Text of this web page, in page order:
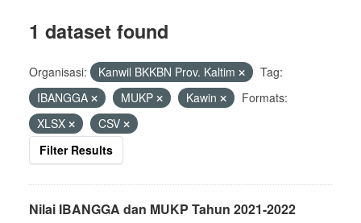
1 dataset found
Organisasi: Kanwil BKKBN Prov. Kaltim
Tag:
IBANGGA
MUKP Kawin
Formats:
XLSX
CSV
Filter Results
Nilai IBANGGA dan MUKP Tahun 2021-2022